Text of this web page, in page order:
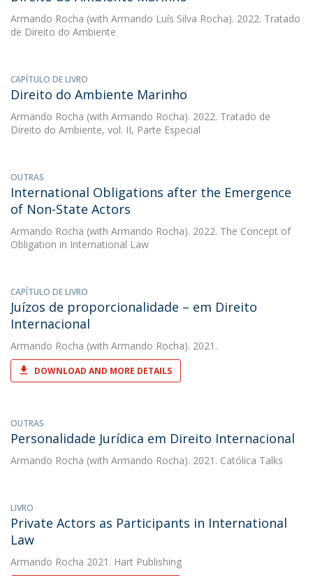
Armando Rocha (with Armando Luís Silva Rocha). 2022. Tratado
de Direito do Ambiente
CAPÍTULO DE LIVRO
Direito do Ambiente Marinho
Armando Rocha (with Armando Rocha). 2022. Tratado de
Direito do Ambiente, vol. II, Parte Especial
OUTRAS
International Obligations after the Emergence
of Non-State Actors
Armando Rocha (with Armando Rocha). 2022. The Concept of
Obligation in International Law
CAPÍTULO DE LIVRO
Juízos de proporcionalidade – em Direito
Internacional
Armando Rocha (with Armando Rocha). 2021.
DOWNLOAD AND MORE DETAILS
OUTRAS
Personalidade Jurídica em Direito Internacional
Armando Rocha (with Armando Rocha). 2021. Católica Talks
LIVRO
Private Actors as Participants in International
Law
Armando Rocha 2021. Hart Publishing